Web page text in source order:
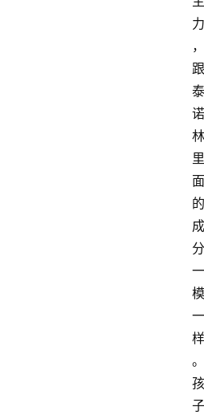
力
，
跟
泰
诺
林
里
面
的
成
分
一
模
一
样
。
孩
子